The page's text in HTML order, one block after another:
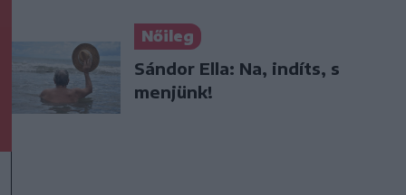
Nőileg
Sándor Ella: Na, indíts, s
menjünk!